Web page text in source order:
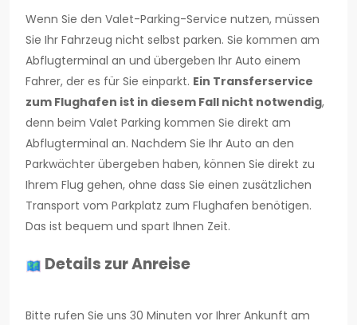
Wenn Sie den Valet-Parking-Service nutzen, müssen
Sie Ihr Fahrzeug nicht selbst parken. Sie kommen am
Abflugterminal an und übergeben Ihr Auto einem
Fahrer, der es für Sie einparkt. Ein Transferservice
zum Flughafen ist in diesem Fall nicht notwendig,
denn beim Valet Parking kommen Sie direkt am
Abflugterminal an. Nachdem Sie Ihr Auto an den
Parkwächter übergeben haben, können Sie direkt zu
Ihrem Flug gehen, ohne dass Sie einen zusätzlichen
Transport vom Parkplatz zum Flughafen benötigen.
Das ist bequem und spart Ihnen Zeit.
Details zur Anreise
Bitte rufen Sie uns 30 Minuten vor Ihrer Ankunft am